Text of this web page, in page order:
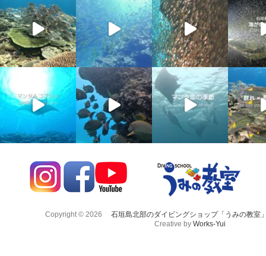
Copyright © 2026
石垣島北部のダイビングショップ「うみの教室
Creative by Works-Yui